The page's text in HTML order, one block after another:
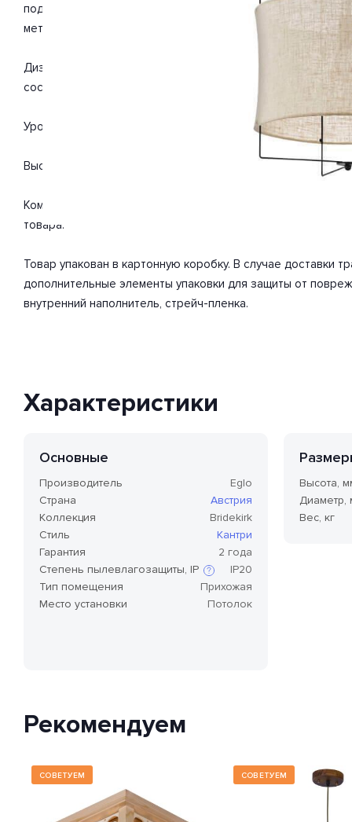
подойдет для такого типа помещений, как прихожая.
металл, текстиль. С учетом технических характеристик
Дизайн и форма плафона цилиндр. Цоколь E27. Вид ламп:
составляет 40 Вт. Общая мощность 40 Вт. Напряжение
Уровень защищенности от влаги и пыли IP20. Расширенная
Высота 1100 мм. Диаметр 400 мм. Вес товара 0.91 кг.
Комплектация: Подвесной светильник. Инструкция по
товара.
Товар упакован в картонную коробку. В случае доставки
дополнительные элементы упаковки для защиты от
внутренний наполнитель, стрейч-пленка.
Характеристики
Основные
Производитель
Eglo
Страна
Австрия
Коллекция
Bridekirk
Стиль
Кантри
Гарантия
2 года
Степень пылевлагозащиты, IP
защиты внешней оболочки
устройства от попадания внутрь
IP20
Тип помещения
Прихожая
Место установки
Потолок
Высота,
Диаметр,
Вес, кг
Рекомендуем
СОВЕТУЕМ СОВЕТУЕМ